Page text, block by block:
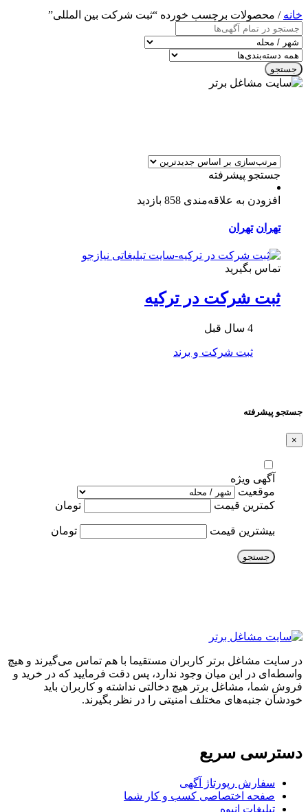
خانه / محصولات برچسب خورده “ثبت شرکت بین المللی”
جستجو
جستجو پیشرفته
افزودن به علاقه‌مندی 858 بازدید
تهران تهران
تماس بگیرید
ثبت شرکت در ترکیه
4 سال قبل
ثبت شرکت و برند
جستجو پیشرفته
×
آگهی ویژه
موقعیت
کمترین قیمت
تومان
بیشترین قیمت تومان
جستجو
در سایت مشاغل برتر کاربران مستقیما با هم تماس می‌گیرند و هیچ
واسطه‌ای در این میان وجود ندارد، پس دقت فرمایید که در خرید و
فروشِ شما، مشاغل برتر هیچ دخالتی نداشته و کاربران باید
خودشان جنبه‌های مختلف امنیتی را در نظر بگیرند.
دسترسی سریع
سفارش رپورتاژ آگهی
صفحه اختصاصی کسب و کار شما
تبلیغات انبوه